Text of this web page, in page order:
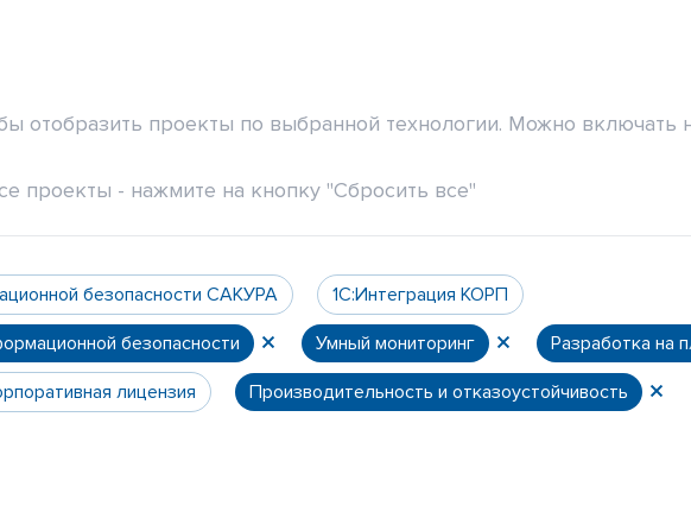
отобразить проекты по выбранной технологии. Можно включать
проекты - нажмите на кнопку "Сбросить все"
безопасности САКУРА 1С:Интеграция КОРП
безопасности Умный мониторинг Разработка на
лицензия Производительность и отказоустойчивость